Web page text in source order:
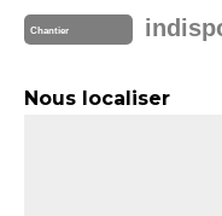
Chantier
Nous localiser